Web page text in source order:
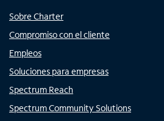
Sobre Charter
Compromiso con el cliente
Empleos
Soluciones para empresas
Spectrum Reach
Spectrum Community Solutions